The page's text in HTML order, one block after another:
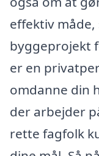
effektiv måde,
byggeprojekt
er en
omdanne din
der arbejder
rette fagfolk